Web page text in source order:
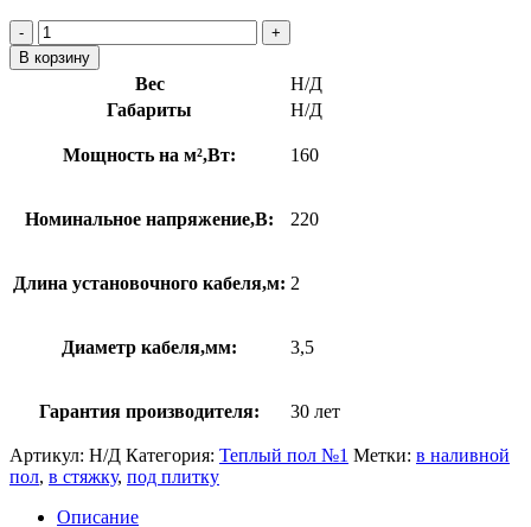
Количество
товара
Нагревательная
В корзину
Вес
Н/Д
Габариты
Н/Д
Мощность на м²,Вт: 160
Номинальное напряжение,В: 220
Длина установочного кабеля,м: 2
Диаметр кабеля,мм: 3,5
Гарантия производителя: 30 лет
Артикул: Н/Д Категория: Теплый пол №1 Метки: в наливной
пол, в стяжку, под плитку
Описание